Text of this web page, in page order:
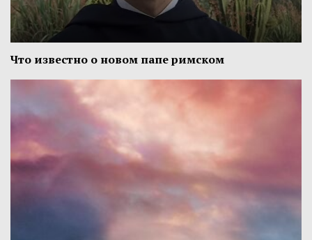
Что известно о новом папе римском